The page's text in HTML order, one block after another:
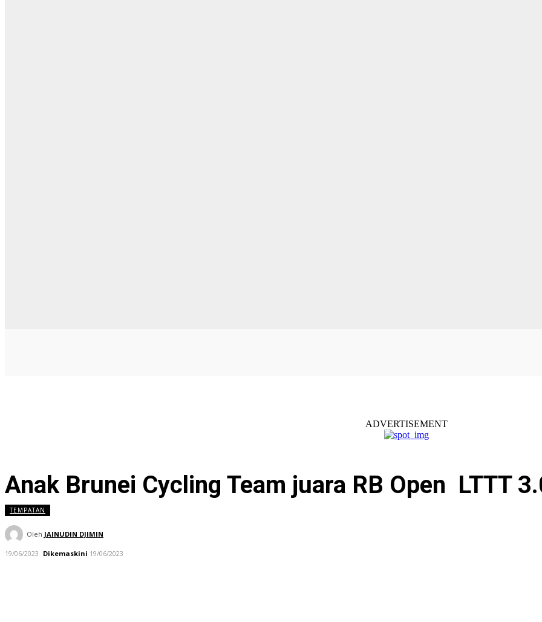
ADVERTISEMENT
Anak Brunei Cycling Team juara RB Open LTTT
TEMPATAN
Oleh JAINUDIN DJIMIN
19/06/2023 Dikemaskini 19/06/2023